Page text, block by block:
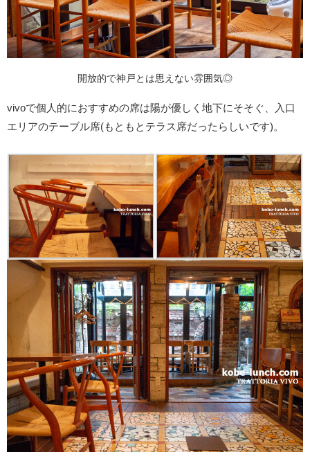
開放的で神戸とは思えない雰囲気◎
vivoで個人的におすすめの席は陽が優しく地下にそそぐ、入口
エリアのテーブル席(もともとテラス席だったらしいです)。